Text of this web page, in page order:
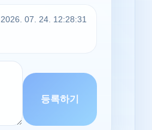
2026. 07. 24. 12:28:31
등록하기